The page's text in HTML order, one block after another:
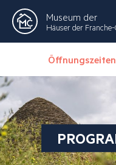
Museum der
Häuser der